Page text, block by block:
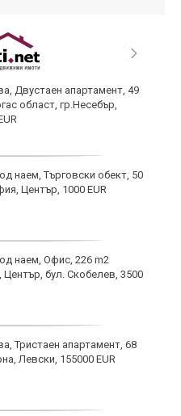
Двустаен апартамент, 49
област, гр.Несебър,
наем, Търговски обект, 50
Център, 1000 EUR
наем, Офис, 226 m2
бул. Скобелев, 3500
Тристаен апартамент, 68
Левски, 155000 EUR